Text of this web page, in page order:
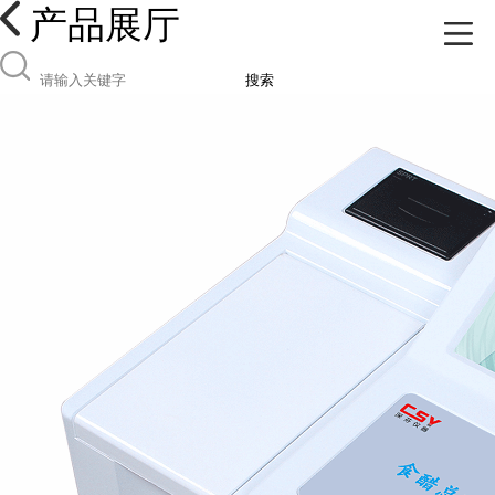
产品展厅
搜索